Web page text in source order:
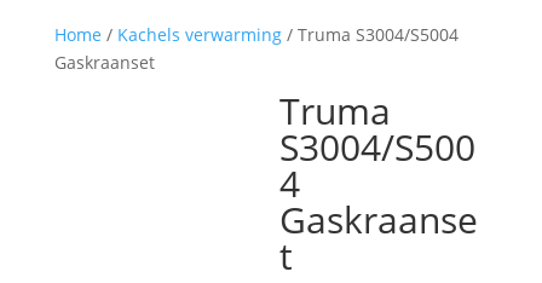
Home / Kachels verwarming/ Truma S3004/S5004
Gaskraanset
Truma
S3004/S500
4
Gaskraanse
t